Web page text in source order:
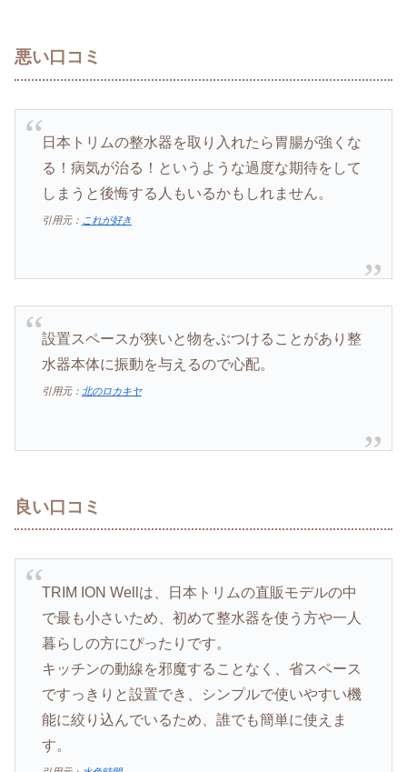
悪い口コミ
日本トリムの整水器を取り入れたら胃腸が強くな
る！病気が治る！というような過度な期待をして
しまうと後悔する人もいるかもしれません。
引用元： これが好き
設置スペースが狭いと物をぶつけることがあり整
水器本体に振動を与えるので心配。
引用元： 北のロカキヤ
良い口コミ
TRIM ION Wellは、日本トリムの直販モデルの中
で最も小さいため、初めて整水器を使う方や一人
暮らしの方にぴったりです。
キッチンの動線を邪魔することなく、省スペース
ですっきりと設置でき、シンプルで使いやすい機
能に絞り込んでいるため、誰でも簡単に使えま
す。